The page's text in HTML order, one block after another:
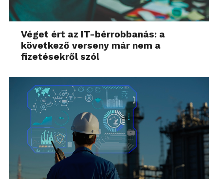
Véget ért az IT-bérrobbanás: a
következő verseny már nem a
fizetésekről szól